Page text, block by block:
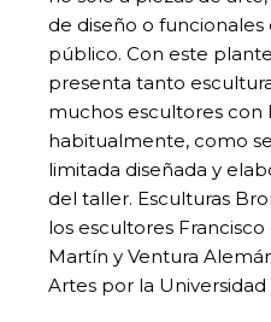
de diseño o
público. Con este
presenta tanto
muchos escultores con
habitualmente, como
limitada diseñada y
del taller. Esculturas
los escultores Francisco
Martín y Ventura
Artes por la Universidad